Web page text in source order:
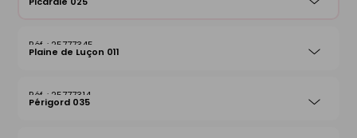
25777345
Plaine de Luçon 011
25777314
Périgord 035